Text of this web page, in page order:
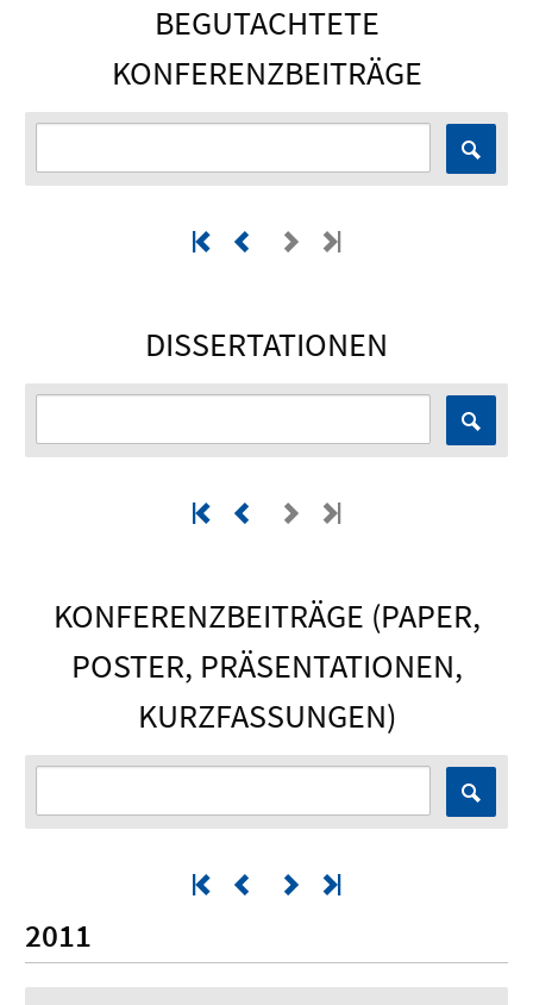
BEGUTACHTETE
KONFERENZBEITRÄGE
DISSERTATIONEN
KONFERENZBEITRÄGE (PAPER,
POSTER, PRÄSENTATIONEN,
KURZFASSUNGEN)
2011